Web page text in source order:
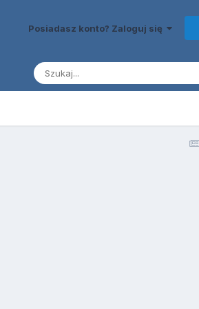
Posiadasz konto? Zaloguj się